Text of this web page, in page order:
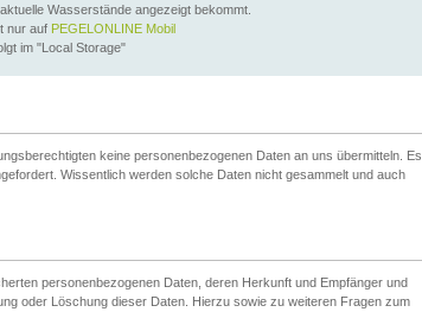
Wasserstände angezeigt bekommt.
nur auf PEGELONLINE Mobil
im "Local Storage"
keine personenbezogenen Daten an uns übermitteln. Es
Wissentlich werden solche Daten nicht gesammelt und auch
personenbezogenen Daten, deren Herkunft und Empfänger und
oder Löschung dieser Daten. Hierzu sowie zu weiteren Fragen zum